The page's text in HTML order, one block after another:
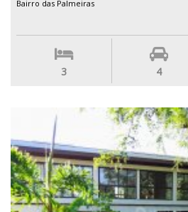
Bairro das Palmeiras
3 4